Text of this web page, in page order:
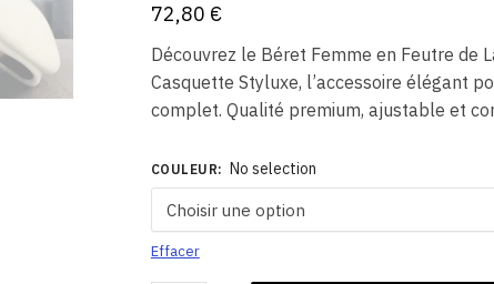
72,80 €
Découvrez le Béret Femme en Feutre de
Casquette Styluxe, l’accessoire élégant
complet. Qualité premium, ajustable et
COULEUR: No selection
Effacer